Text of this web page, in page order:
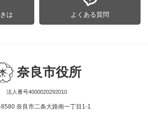
は よくある質問
奈良市役所
法人番号4000020292010
奈良市二条大路南一丁目1-1